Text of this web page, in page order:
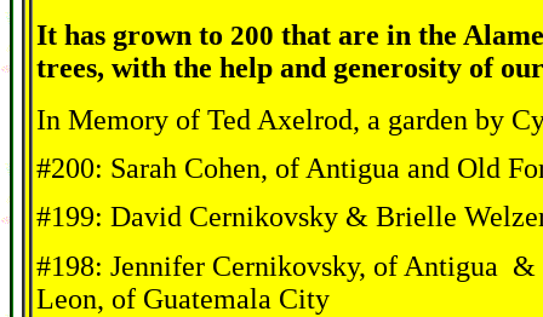
It has grown to 200 that are in the
trees, with the help and generosity of
In Memory of Ted Axelrod, a garden by
#200: Sarah Cohen, of Antigua and Old
#199: David Cernikovsky & Brielle
#198: Jennifer Cernikovsky, of Antigua &
Leon, of Guatemala City